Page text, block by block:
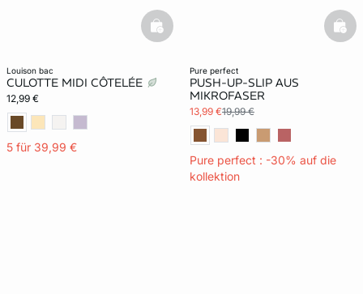
louison bac
CULOTTE MIDI CÔTELÉE
12,99 €
5 für 39,99 €
basketfull
pure perfect
PUSH-UP-SLIP AUS
MIKROFASER
13,99 €19,99 €
Pure perfect : -30% auf die
kollektion